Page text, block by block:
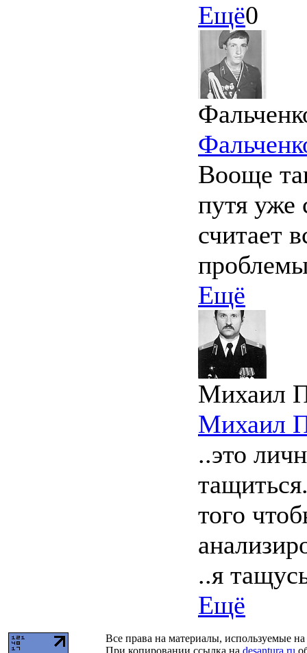
Ещё0
Вооще
путя уже
считает
Ещё
Михаил
Михаил
..это
того
..я
Ещё
Все права на материалы, используемые
При копировании ссылка на desantura.ru